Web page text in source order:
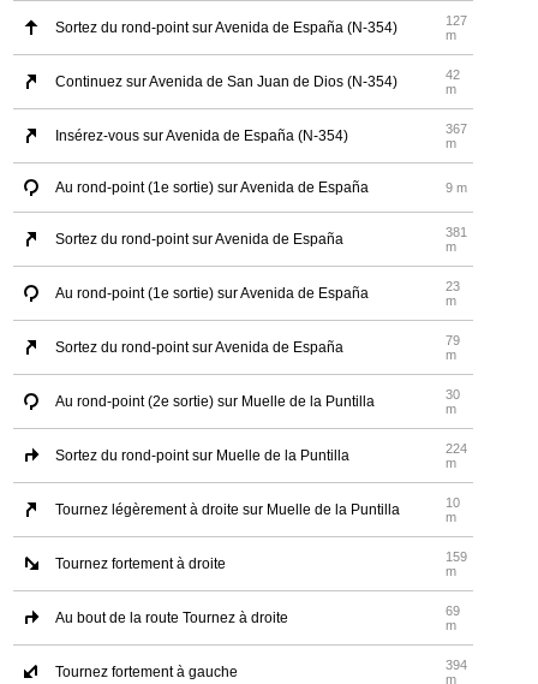
Sortez du rond-point sur Avenida de España (N-354)
127
m
Continuez sur Avenida de San Juan de Dios (N-354)
42
m
Insérez-vous sur Avenida de España (N-354)
367
m
Au rond-point (1e sortie) sur Avenida de España 9 m
Sortez du rond-point sur Avenida de España
381
m
Au rond-point (1e sortie) sur Avenida de España
23
m
Sortez du rond-point sur Avenida de España
79
m
Au rond-point (2e sortie) sur Muelle de la Puntilla
30
m
Sortez du rond-point sur Muelle de la Puntilla
224
m
Tournez légèrement à droite sur Muelle de la Puntilla
10
m
Tournez fortement à droite
159
m
Au bout de la route Tournez à droite
69
m
Tournez fortement à gauche
394
m